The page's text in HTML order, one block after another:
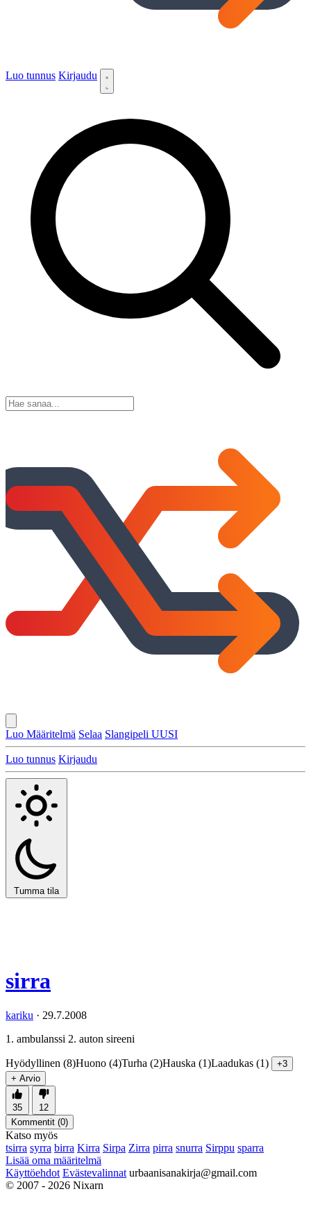
Luo tunnus Kirjaudu
Luo Määritelmä Selaa Slangipeli UUSI
Luo tunnus Kirjaudu
Tumma tila
sirra
kariku · 29.7.2008
1. ambulanssi 2. auton sireeni
Hyödyllinen (8)Huono (4)Turha (2)Hauska (1)Laadukas (1)
+3
+ Arvio
35
12
Kommentit (0)
Katso myös
tsirra syrra birra Kirra Sirpa Zirra pirra snurra Sirppu sparra
Lisää oma määritelmä
Käyttöehdot Evästevalinnat urbaanisanakirja@gmail.com
© 2007 - 2026 Nixarn